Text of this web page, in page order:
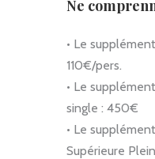
Ne
• Le
110€/pers.
• Le
single : 450€
• Le
Supérieure